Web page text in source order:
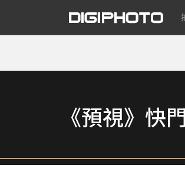
《預視》快